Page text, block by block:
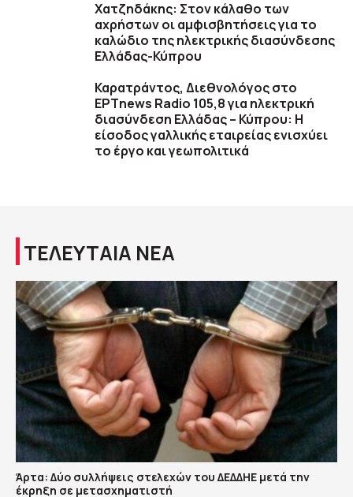
Χατζηδάκης: Στον κάλαθο των
αχρήστων οι αμφισβητήσεις για το
καλώδιο της ηλεκτρικής διασύνδεσης
Ελλάδας-Κύπρου
Καρατράντος, Διεθνολόγος στο
ΕΡΤnews Radio 105,8 για ηλεκτρική
διασύνδεση Ελλάδας – Κύπρου: Η
είσοδος γαλλικής εταιρείας ενισχύει
το έργο και γεωπολιτικά
ΤΕΛΕΥΤΑΙΑ ΝΕΑ
Άρτα: Δύο συλλήψεις στελεχών του ΔΕΔΔΗΕ μετά την
έκρηξη σε μετασχηματιστή